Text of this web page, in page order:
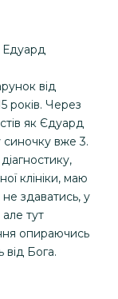
Едуард
від
років. Через
як Єдуард
синочку вже 3.
клініки, маю
здаватись, у
тут
опираючись
від Бога.